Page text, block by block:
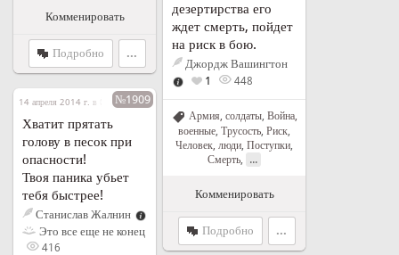
Комменировать
Подробно ...
дезертирства его
ждет смерть, пойдет
на риск в бою.
Джордж Вашингтон
1
448
Армия, солдаты, Война,
военные Трусость Риск
Человек, люди Поступки
Смерть
...
Комменировать
Подробно ...
14 апреля 2014 г. в 00:16№1909
Хватит прятать
голову в песок при
опасности!
Твоя паника убьет
тебя быстрее!
Станислав Жалнин
Это все еще не конец
416